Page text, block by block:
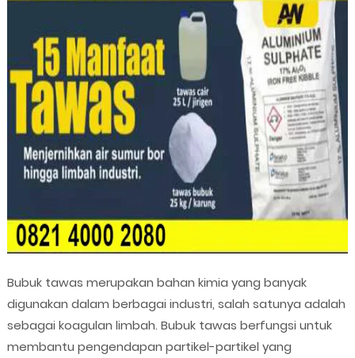
Bubuk tawas merupakan bahan kimia yang banyak
digunakan dalam berbagai industri, salah satunya adalah
sebagai koagulan limbah. Bubuk tawas berfungsi untuk
membantu pengendapan partikel-partikel yang